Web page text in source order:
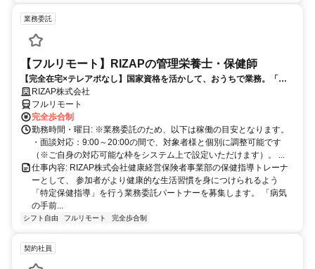
業務委託
【フルリモート】RIZAPの管理栄養士・保健師
【完全在宅×テレアポなし】国家資格を活かして、おうちで業務。「も
う一つの安心」を。主婦・Wワーカー活躍中！「平日の日中だけ」「夕
方以降の数時間だけ」など、生活リズムに合わせた時間調整が可能で
す。1件ごとの成果報酬型だから、頑張った分だけ手応えのある収入
に。充実のサポート体制で、安心の在宅ワークを始めませんか？
RIZAP株式会社
フルリモート
完全歩合制
勤務時間・曜日: ※業務委託のため、以下は稼働の目安となります。
・面談対応：9:00～20:00の間で、対象者様と個別に調整可能です
（※ご自身の対応可能な枠をシステム上で設定いただけます）。 ...
仕事内容: RIZAP株式会社健康経営保険者事業部の保健指導トレーナ
ーとして、 参加者がより健康的な生活習慣を身につけられるよう
「特定保健指導」を行う業務委託パートナーを募集します。 「病気
の手前...
シフト自由 フルリモート 完全歩合制
契約社員